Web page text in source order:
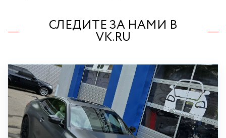
СЛЕДИТЕ ЗА НАМИ В
VK.RU